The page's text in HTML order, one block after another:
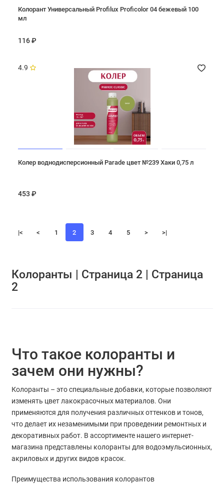
Колорант Универсальный Profilux Proficolor 04 бежевый 100
мл
116 ₽
4.9
Колер воднодисперсионный Parade цвет №239 Хаки 0,75 л
453 ₽
|< < 1 2 3 4 5 > >|
Колоранты | Страница 2 | Страница
2
Что такое колоранты и
зачем они нужны?
Колоранты – это специальные добавки, которые позволяют
изменять цвет лакокрасочных материалов. Они
применяются для получения различных оттенков и тонов,
что делает их незаменимыми при проведении ремонтных и
декоративных работ. В ассортименте нашего интернет-
магазина представлены колоранты для водоэмульсионных,
акриловых и других видов красок.
Преимущества использования колорантов